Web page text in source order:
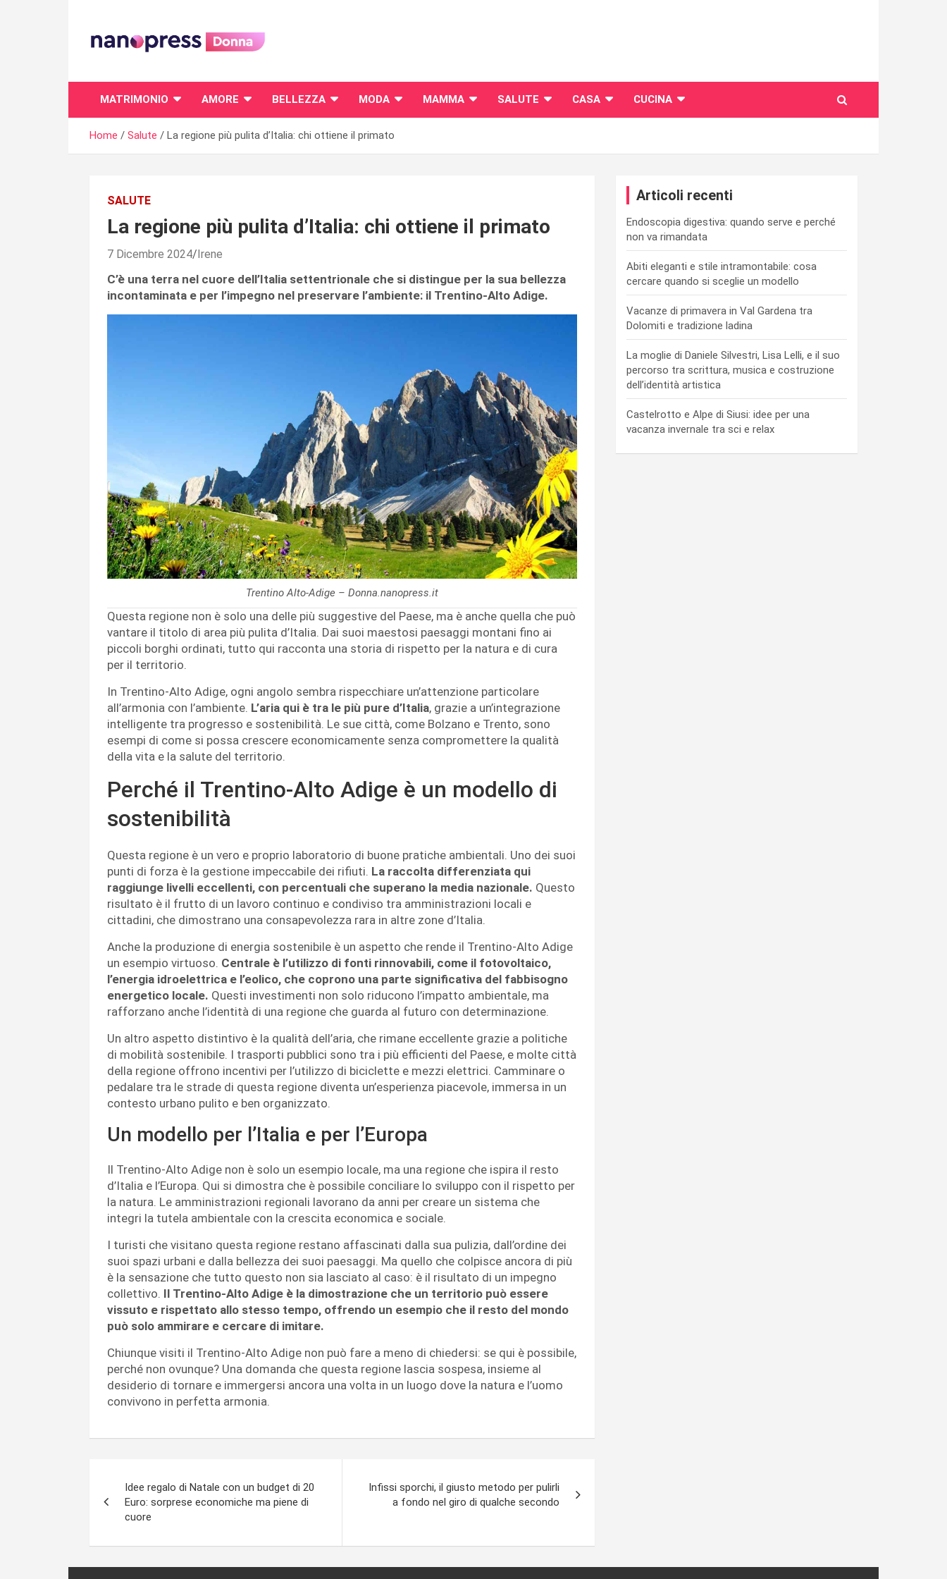
content
MATRIMONIO AMORE BELLEZZA MODA MAMMA SALUTE CASA CUCINA
Home Salute La regione più pulita d’Italia: chi ottiene il primato
SALUTE
La regione più pulita d’Italia: chi ottiene il primato
7 Dicembre 2024 Irene
C’è una terra nel cuore dell’Italia settentrionale che si distingue per la sua bellezza
incontaminata e per l’impegno nel preservare l’ambiente: il Trentino-Alto Adige.
Trentino Alto-Adige – Donna.nanopress.it
Questa regione non è solo una delle più suggestive del Paese, ma è anche quella che può
vantare il titolo di area più pulita d’Italia. Dai suoi maestosi paesaggi montani fino ai
piccoli borghi ordinati, tutto qui racconta una storia di rispetto per la natura e di cura
per il territorio.
In Trentino-Alto Adige, ogni angolo sembra rispecchiare un’attenzione particolare
all’armonia con l’ambiente. L’aria qui è tra le più pure d’Italia, grazie a un’integrazione
intelligente tra progresso e sostenibilità. Le sue città, come Bolzano e Trento, sono
esempi di come si possa crescere economicamente senza compromettere la qualità
della vita e la salute del territorio.
Perché il Trentino-Alto Adige è un modello di
sostenibilità
Questa regione è un vero e proprio laboratorio di buone pratiche ambientali. Uno dei suoi
punti di forza è la gestione impeccabile dei rifiuti. La raccolta differenziata qui
raggiunge livelli eccellenti, con percentuali che superano la media nazionale. Questo
risultato è il frutto di un lavoro continuo e condiviso tra amministrazioni locali e
cittadini, che dimostrano una consapevolezza rara in altre zone d’Italia.
Anche la produzione di energia sostenibile è un aspetto che rende il Trentino-Alto Adige
un esempio virtuoso. Centrale è l’utilizzo di fonti rinnovabili, come il fotovoltaico,
l’energia idroelettrica e l’eolico, che coprono una parte significativa del fabbisogno
energetico locale. Questi investimenti non solo riducono l’impatto ambientale, ma
rafforzano anche l’identità di una regione che guarda al futuro con determinazione.
Un altro aspetto distintivo è la qualità dell’aria, che rimane eccellente grazie a politiche
di mobilità sostenibile. I trasporti pubblici sono tra i più efficienti del Paese, e molte città
della regione offrono incentivi per l’utilizzo di biciclette e mezzi elettrici. Camminare o
pedalare tra le strade di questa regione diventa un’esperienza piacevole, immersa in un
contesto urbano pulito e ben organizzato.
Un modello per l’Italia e per l’Europa
Il Trentino-Alto Adige non è solo un esempio locale, ma una regione che ispira il resto
d’Italia e l’Europa. Qui si dimostra che è possibile conciliare lo sviluppo con il rispetto per
la natura. Le amministrazioni regionali lavorano da anni per creare un sistema che
integri la tutela ambientale con la crescita economica e sociale.
I turisti che visitano questa regione restano affascinati dalla sua pulizia, dall’ordine dei
suoi spazi urbani e dalla bellezza dei suoi paesaggi. Ma quello che colpisce ancora di più
è la sensazione che tutto questo non sia lasciato al caso: è il risultato di un impegno
collettivo. Il Trentino-Alto Adige è la dimostrazione che un territorio può essere
vissuto e rispettato allo stesso tempo, offrendo un esempio che il resto del mondo
può solo ammirare e cercare di imitare.
Chiunque visiti il Trentino-Alto Adige non può fare a meno di chiedersi: se qui è possibile,
perché non ovunque? Una domanda che questa regione lascia sospesa, insieme al
desiderio di tornare e immergersi ancora una volta in un luogo dove la natura e l’uomo
convivono in perfetta armonia.
articoli
Idee regalo di Natale con un budget di 20
Euro: sorprese economiche ma piene di
cuore
Infissi sporchi, il giusto metodo per pulirli
a fondo nel giro di qualche secondo
Articoli recenti
Endoscopia digestiva: quando serve e perché
non va rimandata
Abiti eleganti e stile intramontabile: cosa
cercare quando si sceglie un modello
Vacanze di primavera in Val Gardena tra
Dolomiti e tradizione ladina
La moglie di Daniele Silvestri, Lisa Lelli, e il suo
percorso tra scrittura, musica e costruzione
dell’identità artistica
Castelrotto e Alpe di Siusi: idee per una
vacanza invernale tra sci e relax